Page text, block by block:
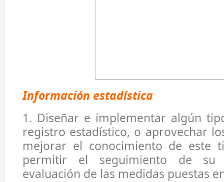
Información estadística
1. Diseñar e implementar algún
registro estadístico, o aprovechar
mejorar el conocimiento de este
permitir el seguimiento de
evaluación de las medidas puestas